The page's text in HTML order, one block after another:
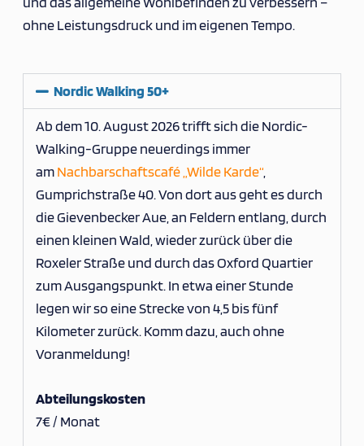
ohne Leistungsdruck und im eigenen Tempo.
Nordic Walking 50+
Ab dem 10. August 2026 trifft sich die Nordic-
Walking-Gruppe neuerdings immer
amNachbarschaftscafé „Wilde Karde“
Gumprichstraße 40. Von dort aus geht es durch
die Gievenbecker Aue, an Feldern entlang, durch
einen kleinen Wald, wieder zurück über die
Roxeler Straße und durch das Oxford Quartier
zum Ausgangspunkt. In etwa einer Stunde
legen wir so eine Strecke von 4,5 bis fünf
Kilometer zurück. Komm dazu, auch ohne
Voranmeldung!
Abteilungskosten
7€ / Monat